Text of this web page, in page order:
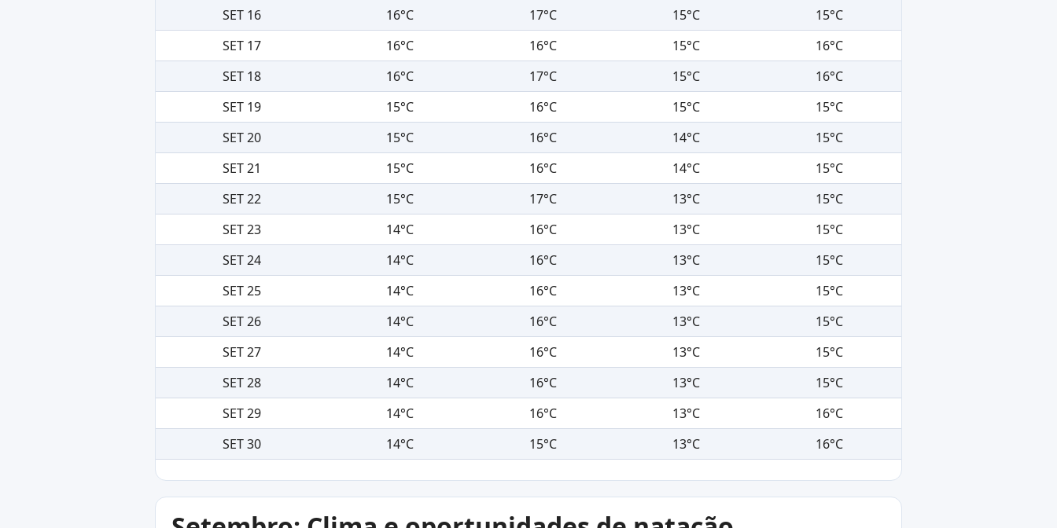
SET 16
16°C 17°C 15°C
15°C
SET 17
16°C 16°C 15°C
16°C
SET 18
16°C 17°C 15°C
16°C
SET 19
15°C 16°C 15°C
15°C
SET 20
15°C 16°C 14°C
15°C
SET 21
15°C 16°C 14°C
15°C
SET 22
15°C 17°C 13°C
15°C
SET 23
14°C 16°C 13°C
15°C
SET 24
14°C 16°C 13°C
15°C
SET 25
14°C 16°C 13°C
15°C
SET 26
14°C 16°C 13°C
15°C
SET 27
14°C 16°C 13°C
15°C
SET 28
14°C 16°C 13°C
15°C
SET 29
14°C 16°C 13°C
16°C
SET 30
14°C 15°C 13°C 16°C